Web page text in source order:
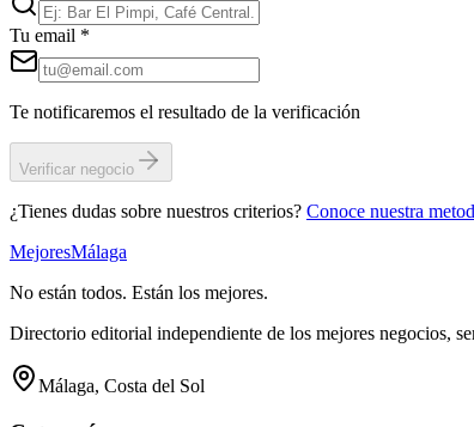
Tu email *
Te notificaremos el resultado de la verificación
Verificar negocio
¿Tienes dudas sobre nuestros criterios? Conoce nuestra
MejoresMálaga
No están todos. Están los mejores.
Directorio editorial independiente de los mejores negocios,
Málaga, Costa del Sol